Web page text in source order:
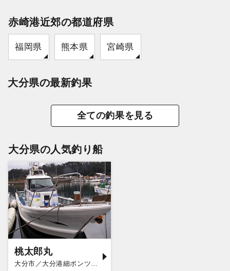
赤崎港近郊の都道府県
福岡県 熊本県 宮崎県
大分県の最新釣果
全ての釣果を見る
大分県の人気釣り船
桃太郎丸